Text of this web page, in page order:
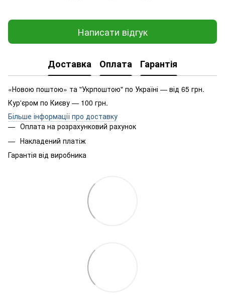
Написати відгук
Доставка Оплата Гарантія
«Новою поштою» та "Укрпоштою" по Україні — від 65 грн.
Кур'єром по Києву — 100 грн.
Більше інформації про доставку
Оплата на розрахунковий рахунок
Накладений платіж
Гарантія від виробника